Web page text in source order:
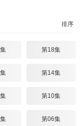
排序
第18集
第14集
第10集
第06集